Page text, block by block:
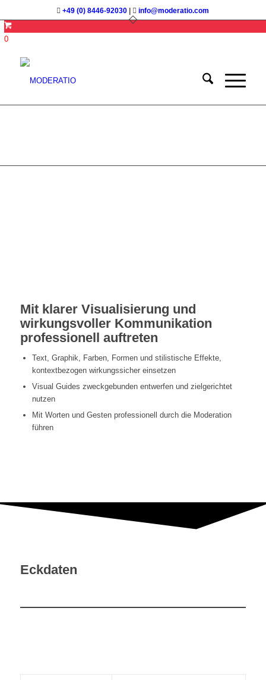
+49 (0) 8446-92030 info@moderatio.com
0
Mit klarer Visualisierung und
wirkungsvoller Kommunikation
professionell auftreten
Text, Graphik, Farben, Formen und stilistische Effekte,
kontextbezogen wirkungssicher einsetzen
Visual Guides zweckgebunden entwerfen und zielgerichtet
nutzen
Mit Worten und Gesten professionell durch die Moderation
führen
Eckdaten